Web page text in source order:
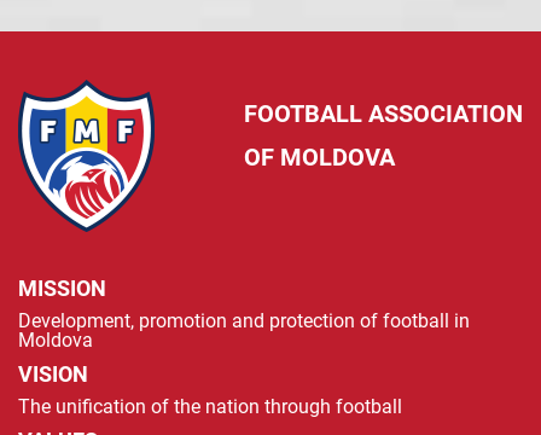
FOOTBALL ASSOCIATION
OF MOLDOVA
MISSION
Development, promotion and protection of football in
Moldova
VISION
The unification of the nation through football